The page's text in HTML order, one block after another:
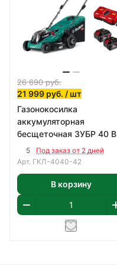
26 690руб.
21 999 руб. / шт
Газонокосилка
аккумуляторная
бесщеточная ЗУБР 40 В
(2x20В), 400 мм
5
Под заказ от 2 дней
Арт. ГКЛ-4040-42
В корзину